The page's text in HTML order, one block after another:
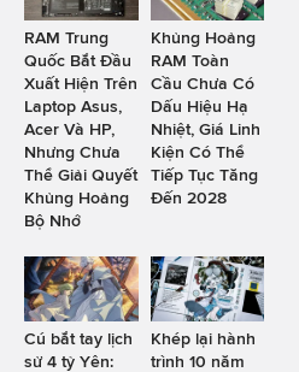
RAM Trung
Quốc Bắt Đầu
Xuất Hiện Trên
Laptop Asus,
Acer Và HP,
Nhưng Chưa
Thể Giải Quyết
Khủng Hoảng
Bộ Nhớ
Khủng Hoảng
RAM Toàn
Cầu Chưa Có
Dấu Hiệu Hạ
Nhiệt, Giá Linh
Kiện Có Thể
Tiếp Tục Tăng
Đến 2028
Cú bắt tay lịch
sử 4 tỷ Yên:
Khép lại hành
trình 10 năm